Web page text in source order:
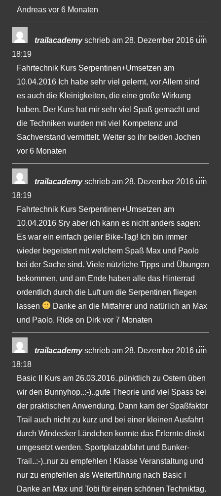
Andreas vor 6 Monaten
trailacademy schrieb am 28. Dezember 2016 um
18:19
Fahrtechnik Kurs Serpentinen+Umsetzen am
10.04.2016 Ich habe sehr viel gelernt, vor Allem sind
es auch die Kleinigkeiten, die eine große Wirkung
haben. Der Kurs hat mir sehr viel Spaß gemacht und
die Techniken wurden mit viel Kompetenz und
Sachverstand vermittelt. Weiter so ihr beiden Jochen
vor 6 Monaten
...
trailacademy schrieb am 28. Dezember 2016 um
18:19
Fahrtechnik Kurs Serpentinen+Umsetzen am
10.04.2016 Sry aber ich kann es nicht anders sagen:
Es war ein einfach geiler Bike-Tag! Ich bin immer
wieder begeistert mit welchem Spaß Max und Paolo
bei der Sache sind. Viele nützliche Tipps und Übungen
bekommen, und am Ende haben alle das Hinterrad
ordentlich durch die Luft um die Serpentinen fliegen
lassen
Danke an die Mitfahrer und natürlich an Max
und Paolo. Ride on Dirk vor 7 Monaten
...
trailacademy schrieb am 28. Dezember 2016 um
18:18
Basic II Kurs am 26.03.2016..pünktlich zu Ostern üben
wir den Bunnyhop..:-)..gute Theorie und viel Spass bei
der praktischen Anwendung. Dann kam der Spaßfaktor
Trail auch nicht zu kurz und bei einer kleinen Ausfahrt
durch Windecker Ländchen konnte das Erlernte direkt
umgesetzt werden. Sportplatzabfahrt und Bunker-
Trail..:-)..nur zu empfehlen ! Klasse Veranstaltung und
nur zu empfehlen als Weiterführung nach Basic I
Danke an Max und Tobi für einen schönen Techniktag.
...